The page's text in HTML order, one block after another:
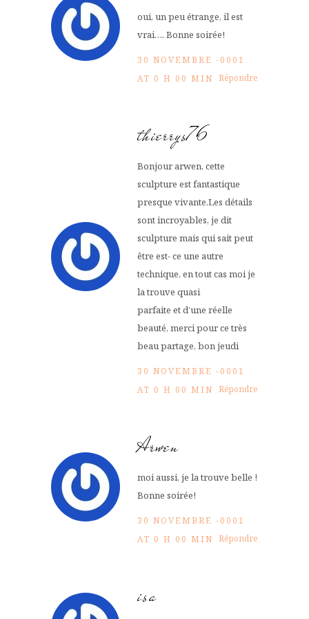
oui, un peu étrange, il est
vrai…. Bonne soirée!
30 NOVEMBRE -0001
AT 0 H 00 MIN Répondre
thierrys76
Bonjour arwen, cette
sculpture est fantastique
presque vivante.Les détails
sont incroyables, je dit
sculpture mais qui sait peut
être est- ce une autre
technique, en tout cas moi je
la trouve quasi
parfaite et d’une réelle
beauté, merci pour ce très
beau partage, bon jeudi
30 NOVEMBRE -0001
AT 0 H 00 MIN Répondre
Arwen
moi aussi, je la trouve belle !
Bonne soirée!
30 NOVEMBRE -0001
AT 0 H 00 MIN Répondre
isa